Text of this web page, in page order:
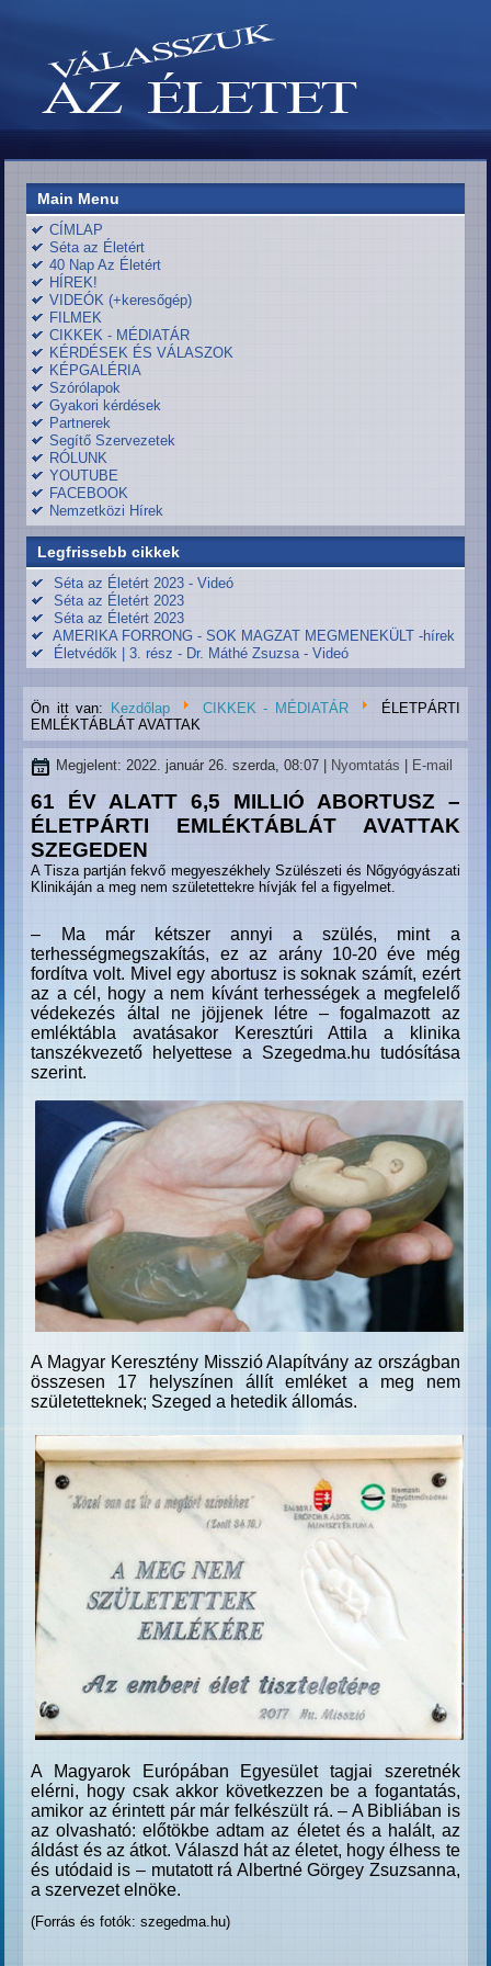
Main Menu
CÍMLAP
Séta az Életért
40 Nap Az Életért
HÍREK!
VIDEÓK (+keresőgép)
FILMEK
CIKKEK - MÉDIATÁR
KÉRDÉSEK ÉS VÁLASZOK
KÉPGALÉRIA
Szórólapok
Gyakori kérdések
Partnerek
Segítő Szervezetek
RÓLUNK
YOUTUBE
FACEBOOK
Nemzetközi Hírek
Legfrissebb cikkek
Séta az Életért 2023 - Videó
Séta az Életért 2023
Séta az Életért 2023
AMERIKA FORRONG - SOK MAGZAT MEGMENEKÜLT -hírek
Életvédők | 3. rész - Dr. Máthé Zsuzsa - Videó
Ön itt van: Kezdőlap CIKKEK - MÉDIATÁR
ÉLETPÁRTI
EMLÉKTÁBLÁT AVATTAK
Megjelent: 2022. január 26. szerda, 08:07 Nyomtatás E-mail
61 ÉV ALATT 6,5 MILLIÓ ABORTUSZ –
ÉLETPÁRTI EMLÉKTÁBLÁT AVATTAK
SZEGEDEN
A Tisza partján fekvő megyeszékhely Szülészeti és Nőgyógyászati
Klinikáján a meg nem születettekre hívják fel a figyelmet.
– Ma már kétszer annyi a szülés, mint a
terhességmegszakítás, ez az arány 10-20 éve még
fordítva volt. Mivel egy abortusz is soknak számít, ezért
az a cél, hogy a nem kívánt terhességek a megfelelő
védekezés által ne jöjjenek létre – fogalmazott az
emléktábla avatásakor Keresztúri Attila a klinika
tanszékvezető helyettese a Szegedma.hu tudósítása
szerint.
A Magyar Keresztény Misszió Alapítvány az országban
összesen 17 helyszínen állít emléket a meg nem
születetteknek; Szeged a hetedik állomás.
A Magyarok Európában Egyesület tagjai szeretnék
elérni, hogy csak akkor következzen be a fogantatás,
amikor az érintett pár már felkészült rá. – A Bibliában is
az olvasható: előtökbe adtam az életet és a halált, az
áldást és az átkot. Válaszd hát az életet, hogy élhess te
és utódaid is – mutatott rá Albertné Görgey Zsuzsanna,
a szervezet elnöke.
(Forrás és fotók: szegedma.hu)